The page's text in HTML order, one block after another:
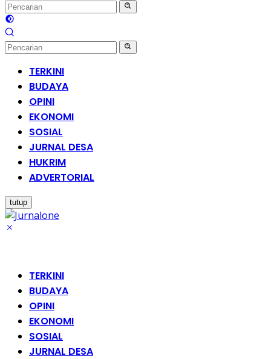
TERKINI
BUDAYA
OPINI
EKONOMI
SOSIAL
JURNAL DESA
HUKRIM
ADVERTORIAL
tutup
TERKINI
BUDAYA
OPINI
EKONOMI
SOSIAL
JURNAL DESA